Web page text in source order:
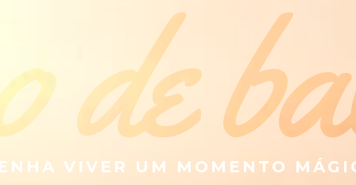
de
VIVER UM MOMENTO